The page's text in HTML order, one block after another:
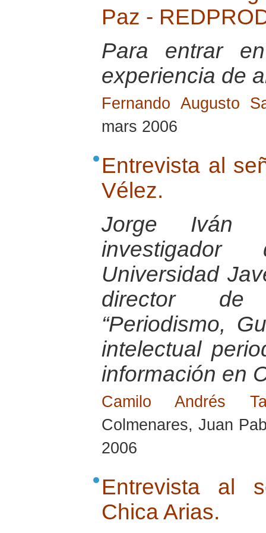
Paz -
Para entrar
experiencia de
Fernando Augusto
mars 2006
Entrevista al
Vélez.
Jorge Iván
Universidad
director de
“Periodismo,
intelectual
información en
Camilo Andrés
Colmenares, Juan
2006
Entrevista al
Chica Arias.